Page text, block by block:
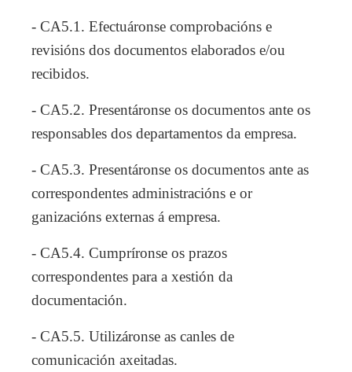
- CA5.1. Efectuáronse comprobacións e
revisións dos documentos elaborados e/ou
recibidos.
- CA5.2. Presentáronse os documentos ante os
responsables dos departamentos da empresa.
- CA5.3. Presentáronse os documentos ante as
correspondentes administracións e or
ganizacións externas á empresa.
- CA5.4. Cumpríronse os prazos
correspondentes para a xestión da
documentación.
- CA5.5. Utilizáronse as canles de
comunicación axeitadas.